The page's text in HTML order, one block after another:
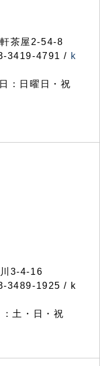
茶屋2-54-8
3419-4791 / k
：日曜日・祝
3-4-16
3489-1925 / k
土・日・祝